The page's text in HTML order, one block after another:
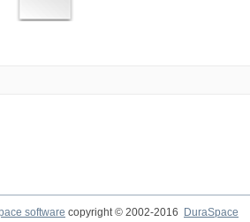
software copyright © 2002-2016 DuraSpace